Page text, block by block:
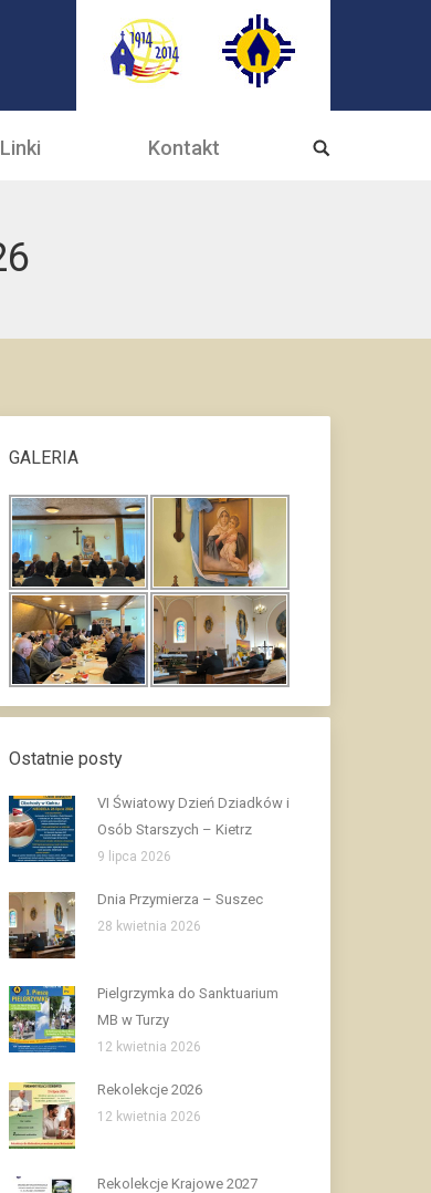
Linki Kontakt
GALERIA
Ostatnie posty
VI Światowy Dzień Dziadków i
Osób Starszych – Kietrz
9 lipca 2026
Dnia Przymierza – Suszec
28 kwietnia 2026
Pielgrzymka do Sanktuarium
MB w Turzy
12 kwietnia 2026
Rekolekcje 2026
12 kwietnia 2026
Rekolekcje Krajowe 2027